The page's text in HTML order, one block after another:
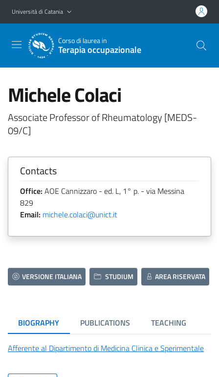
Vai al contenuto principale
Vai al menu di navigazione
Università di Catania
Corso di laurea in
Terapia occupazionale
Michele Colaci
Associate Professor of Rheumatology [MEDS-
09/C]
Contacts
Office: AOE Cannizzaro - ed. L, 1° p. - via Messina
829
Email: michele.colaci@unict.it
VERSIONE ITALIANA STUDIUM AREA RISERVATA
BIOGRAPHY PUBLICATIONS TEACHING
Afferente al Dipartimento di Medicina Clinica e Sperimentale